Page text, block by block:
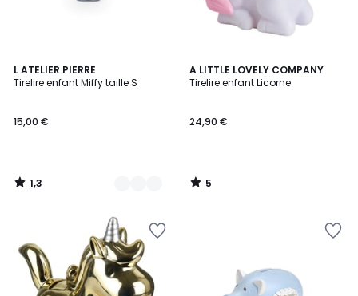
L ATELIER PIERRE
Tirelire enfant Miffy taille S
15,00 €
1,3
/
3
Couleurs
1,3
/
A LITTLE LOVELY COMPANY
Tirelire enfant Licorne
24,90 €
5
/
5
/